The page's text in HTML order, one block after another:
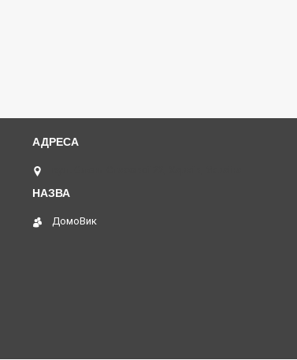
ДомоВик